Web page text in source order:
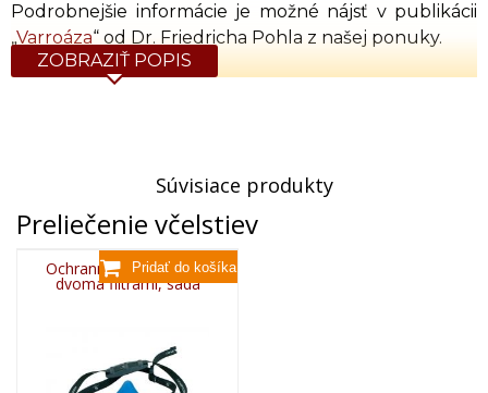
Podrobnejšie informácie je možné nájsť v publikácii
„Varroáza“ od Dr. Friedricha Pohla z našej ponuky.
Obsah hlavnej zložky: 80%
príslušné bezpečnostné opatrenia.
ZOBRAZIŤ POPIS
Súvisiace produkty
Preliečenie včelstiev
Ochranná polomaska s
dvoma filtrami, sada